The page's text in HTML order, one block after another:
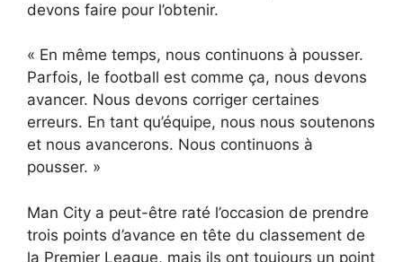
devons faire pour l’obtenir.
« En même temps, nous continuons à pousser.
Parfois, le football est comme ça, nous devons
avancer. Nous devons corriger certaines
erreurs. En tant qu’équipe, nous nous soutenons
et nous avancerons. Nous continuons à
pousser. »
Man City a peut-être raté l’occasion de prendre
trois points d’avance en tête du classement de
la Premier League, mais ils ont toujours un point